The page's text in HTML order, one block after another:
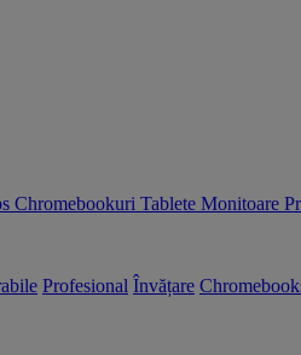
Chromebookuri Tablete Monitoare
Profesional Învățare